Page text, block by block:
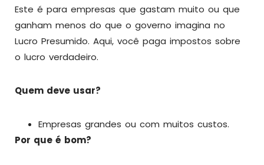
Este é para empresas que gastam muito ou que
ganham menos do que o governo imagina no
Lucro Presumido. Aqui, você paga impostos sobre
o lucro verdadeiro.
Quem deve usar?
Empresas grandes ou com muitos custos.
Por que é bom?